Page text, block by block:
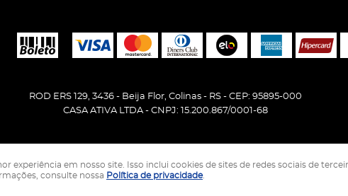
ROD ERS 129, 3436- Beija Flor, Colinas- RS- CEP: 95895-000
CASA ATIVA LTDA - CNPJ: 15.200.867/0001-68
LOJA VIRTUAL CRIADA POR
experiência em nosso site. Isso inclui cookies de sites de redes sociais de
consulte nossa Política de privacidade.